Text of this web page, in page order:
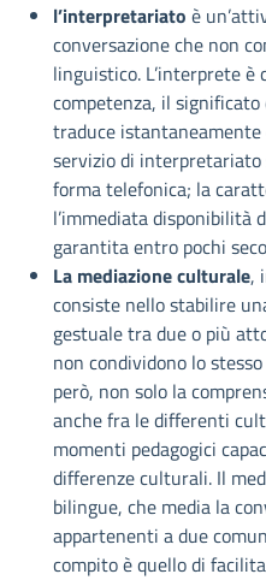
l’interpretariato è
conversazione che non
linguistico. L’interprete è
competenza, il
traduce istantaneamente
servizio di
forma telefonica; la
l’immediata disponibilità
garantita entro pochi
La mediazione culturale,
consiste nello stabilire
gestuale tra due o più
non condividono lo
però, non solo la
anche fra le differenti
momenti pedagogici
differenze culturali. Il
bilingue, che media la
appartenenti a due
compito è quello di